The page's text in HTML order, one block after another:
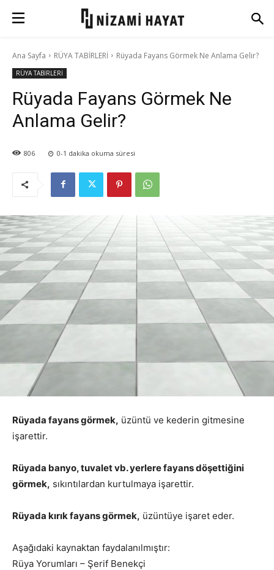
Ana Sayfa RÜYA TABİRLERİ Rüyada Fayans Görmek Ne Anlama Gelir?
RÜYA TABİRLERİ
Rüyada Fayans Görmek Ne
Anlama Gelir?
806 0-1 dakika okuma süresi
Rüyada fayans görmek, üzüntü ve kederin gitmesine
işarettir.
Rüyada banyo, tuvalet vb. yerlere fayans döşettiğini
görmek, sıkıntılardan kurtulmaya işarettir.
Rüyada kırık fayans görmek, üzüntüye işaret eder.
Aşağıdaki kaynaktan faydalanılmıştır:
Rüya Yorumları – Şerif Benekçi